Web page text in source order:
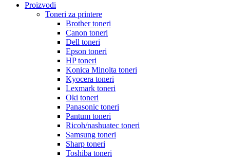
Proizvodi
Toneri za printere
Brother toneri
Canon toneri
Dell toneri
Epson toneri
HP toneri
Konica Minolta toneri
Kyocera toneri
Lexmark toneri
Oki toneri
Panasonic toneri
Pantum toneri
Ricoh/nashuatec toneri
Samsung toneri
Sharp toneri
Toshiba toneri